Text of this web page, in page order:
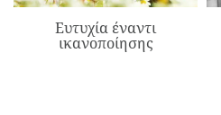
Ευτυχία έναντι
ικανοποίησης